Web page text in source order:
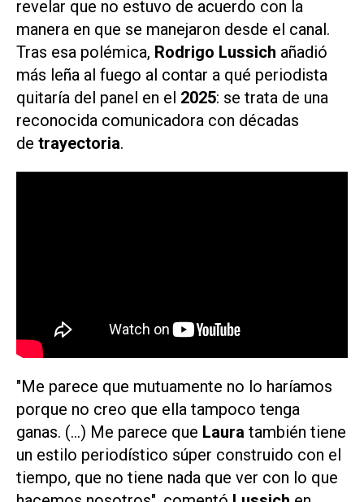
revelar que no estuvo de acuerdo con la
manera en que se manejaron desde el canal.
Tras esa polémica, Rodrigo Lussich añadió
más leña al fuego al contar a qué periodista
quitaría del panel en el 2025: se trata de una
reconocida comunicadora con décadas
de trayectoria.
"Me parece que mutuamente no lo haríamos
porque no creo que ella tampoco tenga
ganas. (…) Me parece que Laura también tiene
un estilo periodístico súper construido con el
tiempo, que no tiene nada que ver con lo que